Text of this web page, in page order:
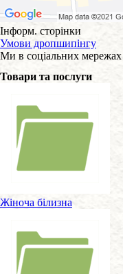
Інформ. сторінки
Умови дропшипінгу
Ми в соціальних мережах
Товари та послуги
Жіноча білизна